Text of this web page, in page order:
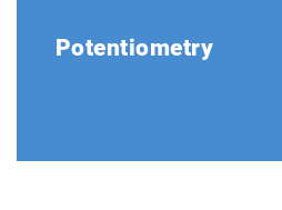
Potentiometry